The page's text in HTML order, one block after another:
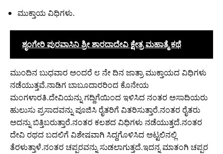
ಮುಕ್ತಾಯ ವಿಧಿಗಳು.
ಶೃಂಗೇರಿ ಪುರವಾಸಿನಿ ಶ್ರೀ ಶಾರದಾದೇವಿ ಕ್ಷೇತ್ರ ಮಹಾತ್ಮೆ ಕಥೆ
ಮುಂದಿನ ಬುಧವಾರ ಅಂದರೆ ೮ ನೇ ದಿನ ಜಾತ್ರಾ ಮುಕ್ತಾಯದ ವಿಧಿಗಳು
ನಡೆಯುತ್ತವೆ.ನಾಡಿಗ ಬಾಬೂದಾರರಿಂದ ಕೊನೇಯ
ಮಂಗಳಾರತಿ.ದೇವಿಯನ್ನು ಗದ್ದಿಗೆಯಿಂದ ಇಳಿಸಿದ ನಂತರ ಅಸಾದಿಯರು
ಹುಲುಸು ಪ್ರಸಾದವನ್ನು ಪೂಜಿಸಿ ರೈತರಿಗೆ ವಿತರಿಸುತ್ತಾರೆ.ನಂತರ ರೈತರು
ಅದನ್ನು ಬಿತ್ತಿಬರುತ್ತಾರೆ.ನಂತರ ಕಲಶದ ವಿಧಿಗಳು ನಡೆಯುತ್ತದೆ.ನಂತರ
ದೇವಿ ರಥದ ಬದಲಿಗೆ ವಿಶೇಷವಾಗಿ ಸಿದ್ದಗೊಳಿಸಿದ ಅಟ್ಟಲಿನಲ್ಲಿ
ತೆರಳುತ್ತಾಳೆ.ನಂತರ ಚಪ್ಪರವನ್ನು ಸುಡಲಾಗುತ್ತದೆ.ಇದನ್ನ ಮಾತಂಗಿ ಚಪ್ಪರ